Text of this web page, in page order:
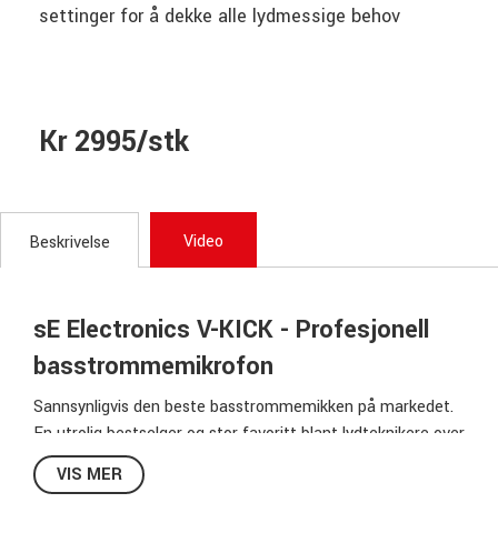
settinger for å dekke alle lydmessige behov
Kr 2995/stk
Beskrivelse Video
sE Electronics V-KICK - Profesjonell
basstrommemikrofon
Sannsynligvis den beste basstrommemikken på markedet.
En utrolig bestselger og stor favoritt blant lydteknikere over
hele verden.
Uansett om du skal mikke opp en jazzstemt basstromme
VIS MER